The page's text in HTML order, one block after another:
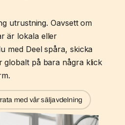
utrustning. Oavsett om
är lokala eller
med Deel spåra, skicka
globalt på bara några klick
med vår säljavdelning